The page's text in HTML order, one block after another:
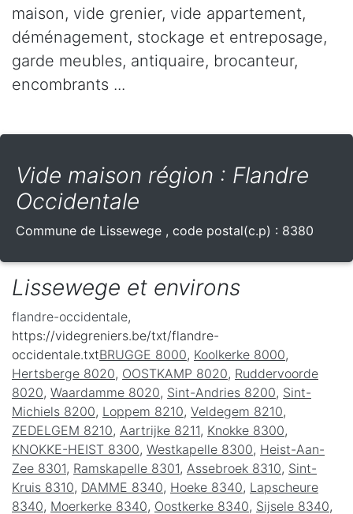
maison, vide grenier, vide appartement,
déménagement, stockage et entreposage,
garde meubles, antiquaire, brocanteur,
encombrants ...
Vide maison région : Flandre
Occidentale
Commune de Lissewege , code postal(c.p) : 8380
Lissewege et environs
flandre-occidentale,
https://videgreniers.be/txt/flandre-
occidentale.txtBRUGGE 8000, Koolkerke 8000,
Hertsberge 8020, OOSTKAMP 8020, Ruddervoorde
8020, Waardamme 8020, Sint-Andries 8200, Sint-
Michiels 8200, Loppem 8210, Veldegem 8210,
ZEDELGEM 8210, Aartrijke 8211, Knokke 8300,
KNOKKE-HEIST 8300, Westkapelle 8300, Heist-Aan-
Zee 8301, Ramskapelle 8301, Assebroek 8310, Sint-
Kruis 8310, DAMME 8340, Hoeke 8340, Lapscheure
8340, Moerkerke 8340, Oostkerke 8340, Sijsele 8340,